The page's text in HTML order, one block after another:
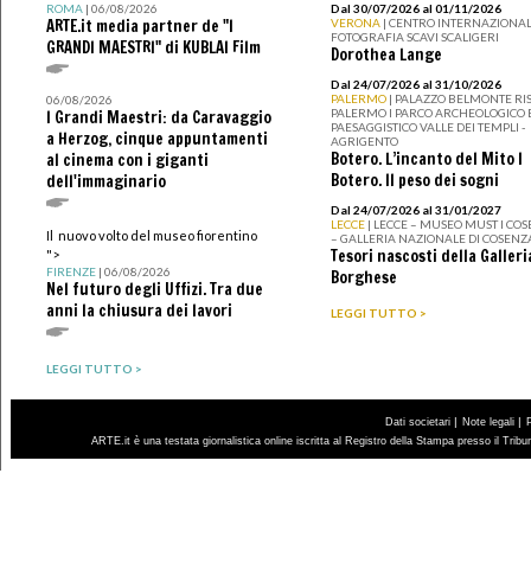
ROMA| 06/08/2026
ARTE.it media partner de "I
GRANDI MAESTRI" di KUBLAI Film
06/08/2026
I Grandi Maestri: da Caravaggio
a Herzog, cinque appuntamenti
al cinema con i giganti
dell'immaginario
Il nuovo volto del museo fiorentino
">
FIRENZE| 06/08/2026
Nel futuro degli Uffizi. Tra due
anni la chiusura dei lavori
LEGGI TUTTO >
Dal 30/07/2026 al 01/11/2026
VERONA | CENTRO
FOTOGRAFIA SCAVI SCALIGERI
Dorothea Lange
Dal 24/07/2026 al 31/10/2026
PALERMO | PALAZZO BELMONTE
PALERMO I PARCO ARCHEOLOGICO
PAESAGGISTICO VALLE DEI TEMPLI -
AGRIGENTO
Botero. L’incanto del Mito I
Botero. Il peso dei sogni
Dal 24/07/2026 al 31/01/2027
LECCE | LECCE – MUSEO MUST I
– GALLERIA NAZIONALE DI
Tesori nascosti della
Borghese
LEGGI TUTTO >
Dati societari | Note legali |
ARTE.it è una testata giornalistica online iscritta al Registro della Stampa presso il